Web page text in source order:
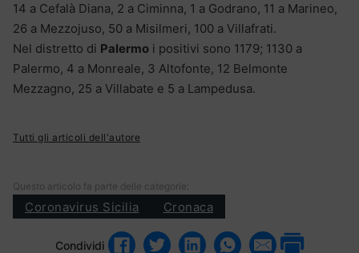
14 a Cefalà Diana, 2 a Ciminna, 1 a Godrano, 11 a Marineo,
26 a Mezzojuso, 50 a Misilmeri, 100 a Villafrati.
Nel distretto di Palermo i positivi sono 1179; 1130 a
Palermo, 4 a Monreale, 3 Altofonte, 12 Belmonte
Mezzagno, 25 a Villabate e 5 a Lampedusa.
Tutti gli articoli dell'autore
Questo articolo fa parte delle categorie:
Coronavirus Sicilia Cronaca
Condividi